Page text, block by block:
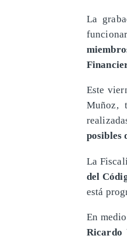
​La
​Este
Muñoz,
posibles
​La
del
está
​En
Ricardo